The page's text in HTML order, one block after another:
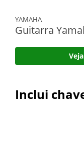
YAMAHA
Guitarra
Inclui